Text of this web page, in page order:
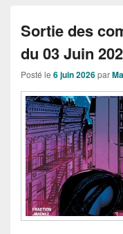
Sortie des
du 03 Juin
Posté le 6 juin 2026par